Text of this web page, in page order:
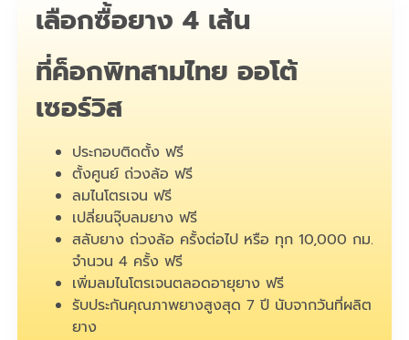
เลือกซื้อยาง 4 เส้น
ที่ค็อกพิทสามไทย ออโต้
เซอร์วิส
ประกอบติดตั้ง ฟรี
ตั้งศูนย์ ถ่วงล้อ ฟรี
ลมไนโตรเจน ฟรี
เปลี่ยนจุ๊บลมยาง ฟรี
สลับยาง ถ่วงล้อ ครั้งต่อไป หรือ ทุก 10,000 กม.
จำนวน 4 ครั้ง ฟรี
เพิ่มลมไนโตรเจนตลอดอายุยาง ฟรี
รับประกันคุณภาพยางสูงสุด 7 ปี นับจากวันที่ผลิต
ยาง